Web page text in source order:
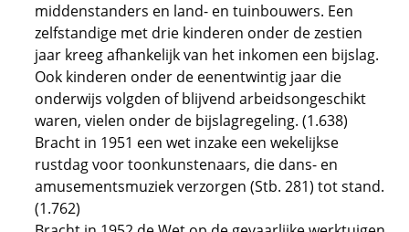
middenstanders en land- en tuinbouwers. Een
zelfstandige met drie kinderen onder de zestien
jaar kreeg afhankelijk van het inkomen een bijslag.
Ook kinderen onder de eenentwintig jaar die
onderwijs volgden of blijvend arbeidsongeschikt
waren, vielen onder de bijslagregeling. (1.638)
Bracht in 1951 een wet inzake een wekelijkse
rustdag voor toonkunstenaars, die dans- en
amusementsmuziek verzorgen (Stb. 281) tot stand.
(1.762)